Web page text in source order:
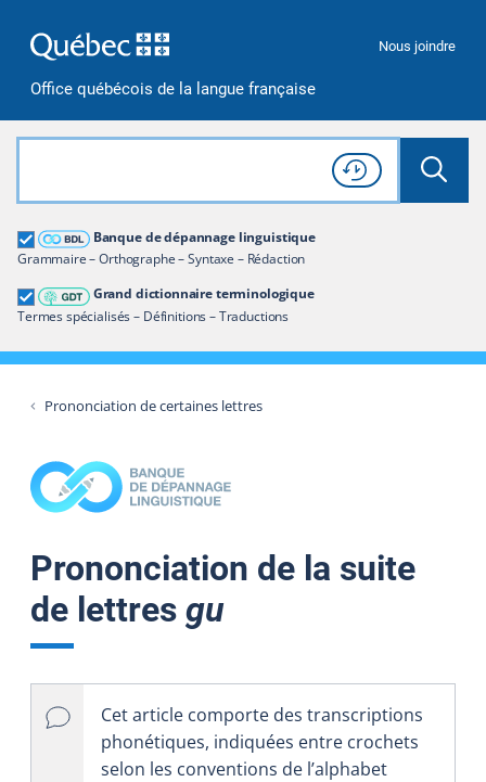
Office québécois de la langue française
Nous joindre
Rechercher dans tout le site
Lancer
Consulter l'
Historique
de recherche
Banque de dépannage linguistique
Grammaire – Orthographe – Syntaxe – Rédaction
Grand dictionnaire terminologique
Termes spécialisés – Définitions – Traductions
Grand dictionnaire terminologique
Restreindre aux termes
Prononciation de certaines lettres
Prononciation de la suite
de lettres gu
Cet article comporte des transcriptions
phonétiques, indiquées entre crochets
selon les conventions de l’alphabet